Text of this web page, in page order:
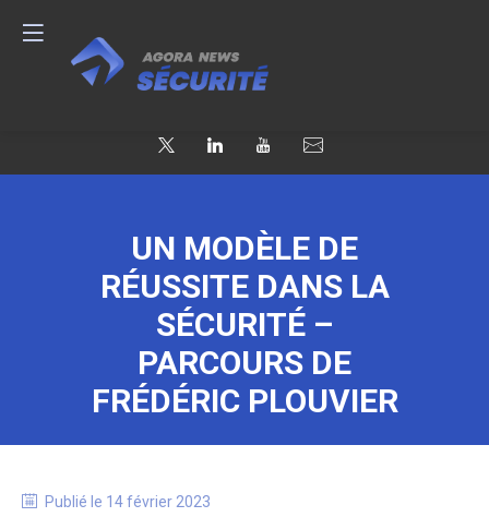
UN MODÈLE DE
RÉUSSITE DANS LA
SÉCURITÉ –
PARCOURS DE
FRÉDÉRIC PLOUVIER
Publié le 14 février 2023